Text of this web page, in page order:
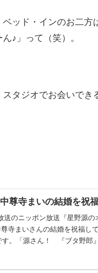
ッド・インのお二方
♪」って（笑）。
タジオでお会いでき
尊寺まいの結婚を祝
のニッポン放送『星野源の
寺まいさんの結婚を祝福し
。「源さん！ 『ブタ野郎